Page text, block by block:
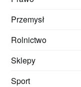
Przemysł
Rolnictwo
Sklepy
Sport